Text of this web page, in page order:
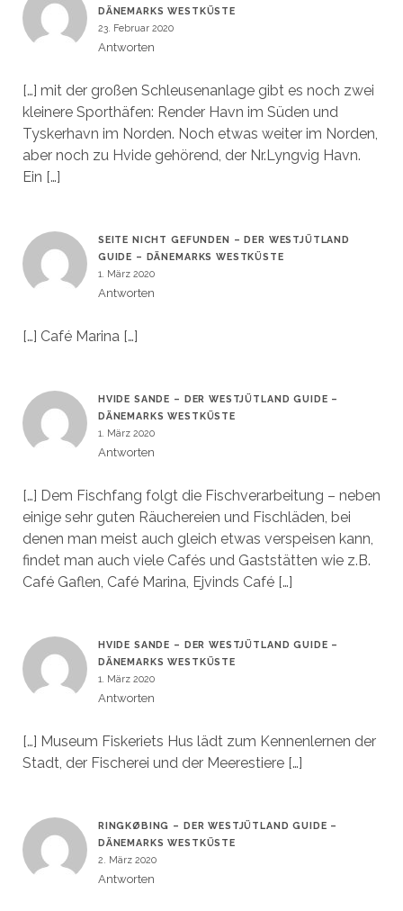
DÄNEMARKS WESTKÜSTE
23. Februar 2020
Antworten
[…] mit der großen Schleusenanlage gibt es noch zwei
kleinere Sporthäfen: Render Havn im Süden und
Tyskerhavn im Norden. Noch etwas weiter im Norden,
aber noch zu Hvide gehörend, der Nr.Lyngvig Havn.
Ein […]
SEITE NICHT GEFUNDEN – DER WESTJÜTLAND
GUIDE – DÄNEMARKS WESTKÜSTE
1. März 2020
Antworten
[…] Café Marina […]
HVIDE SANDE – DER WESTJÜTLAND GUIDE –
DÄNEMARKS WESTKÜSTE
1. März 2020
Antworten
[…] Dem Fischfang folgt die Fischverarbeitung – neben
einige sehr guten Räuchereien und Fischläden, bei
denen man meist auch gleich etwas verspeisen kann,
findet man auch viele Cafés und Gaststätten wie z.B.
Café Gaflen, Café Marina, Ejvinds Café […]
HVIDE SANDE – DER WESTJÜTLAND GUIDE –
DÄNEMARKS WESTKÜSTE
1. März 2020
Antworten
[…] Museum Fiskeriets Hus lädt zum Kennenlernen der
Stadt, der Fischerei und der Meerestiere […]
RINGKØBING – DER WESTJÜTLAND GUIDE –
DÄNEMARKS WESTKÜSTE
2. März 2020
Antworten